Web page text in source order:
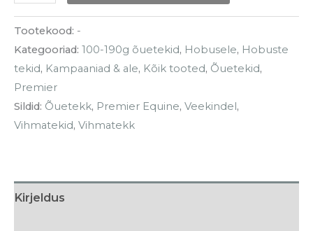
Tootekood: -
Kategooriad: 100-190g õuetekid, Hobusele, Hobuste
tekid, Kampaaniad & ale, Kõik tooted, Õuetekid,
Premier
Sildid: Õuetekk, Premier Equine, Veekindel,
Vihmatekid, Vihmatekk
Kirjeldus